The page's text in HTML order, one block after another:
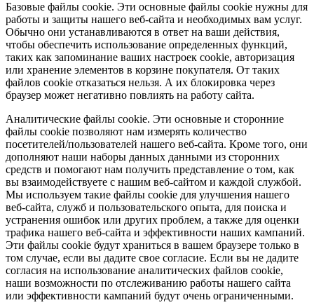
Базовые файлы cookie. Эти основные файлы cookie нужны для
работы и защиты нашего веб-сайта и необходимых вам услуг.
Обычно они устанавливаются в ответ на ваши действия,
чтобы обеспечить использование определенных функций,
таких как запоминание ваших настроек cookie, авторизация
или хранение элементов в корзине покупателя. От таких
файлов cookie отказаться нельзя. А их блокировка через
браузер может негативно повлиять на работу сайта.
Аналитические файлы cookie. Эти основные и сторонние
файлы cookie позволяют нам измерять количество
посетителей/пользователей нашего веб-сайта. Кроме того, они
дополняют наши наборы данных данными из сторонних
средств и помогают нам получить представление о том, как
вы взаимодействуете с нашим веб-сайтом и каждой службой.
Мы используем такие файлы cookie для улучшения нашего
веб-сайта, служб и пользовательского опыта, для поиска и
устранения ошибок или других проблем, а также для оценки
трафика нашего веб-сайта и эффективности наших кампаний.
Эти файлы cookie будут храниться в вашем браузере только в
том случае, если вы дадите свое согласие. Если вы не дадите
согласия на использование аналитических файлов cookie,
наши возможности по отслеживанию работы нашего сайта
или эффективности кампаний будут очень ограниченными.